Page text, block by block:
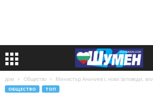
дом Общество Министър Ананиев с нови заповеди,
ОБЩЕСТВО ТОП